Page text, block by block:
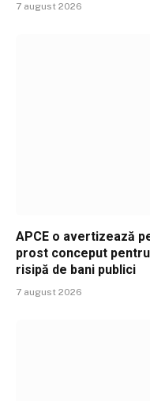
7 august 2026
APCE o avertizează
prost conceput
risipă de bani publici
7 august 2026